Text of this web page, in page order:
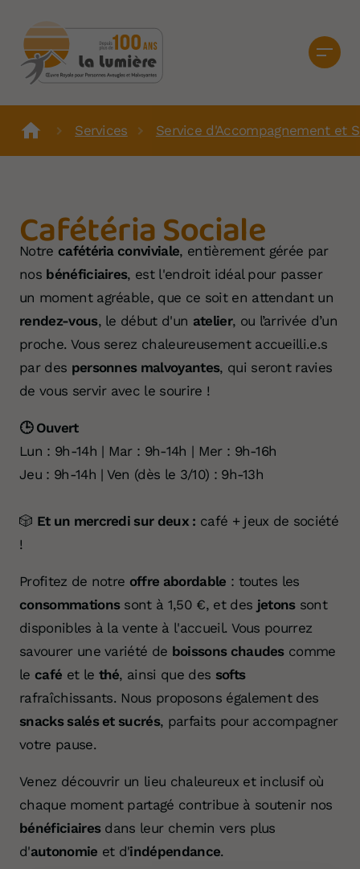
Services Service d'Accompagnement et
Cafétéria Sociale
Notre cafétéria conviviale, entièrement gérée par
nos bénéficiaires, est l'endroit idéal pour passer
un moment agréable, que ce soit en attendant un
rendez-vous, le début d'un atelier, ou l’arrivée d’un
proche. Vous serez chaleureusement accueilli.e.s
par des personnes malvoyantes, qui seront ravies
de vous servir avec le sourire !
🕒 Ouvert
Lun : 9h-14h | Mar : 9h-14h | Mer : 9h-16h
Jeu : 9h-14h | Ven (dès le 3/10) : 9h-13h
🎲 Et un mercredi sur deux : café + jeux de société
!
Profitez de notre offre abordable : toutes les
consommationssont à 1,50 €, et des jetonssont
disponibles à la vente à l'accueil. Vous pourrez
savourer une variété de boissons chaudescomme
le café et le thé, ainsi que des softs
rafraîchissants. Nous proposons également des
snacks salés et sucrés, parfaits pour accompagner
votre pause.
Venez découvrir un lieu chaleureux et inclusif où
chaque moment partagé contribue à soutenir nos
bénéficiairesdans leur chemin vers plus
d'autonomie et d'indépendance.